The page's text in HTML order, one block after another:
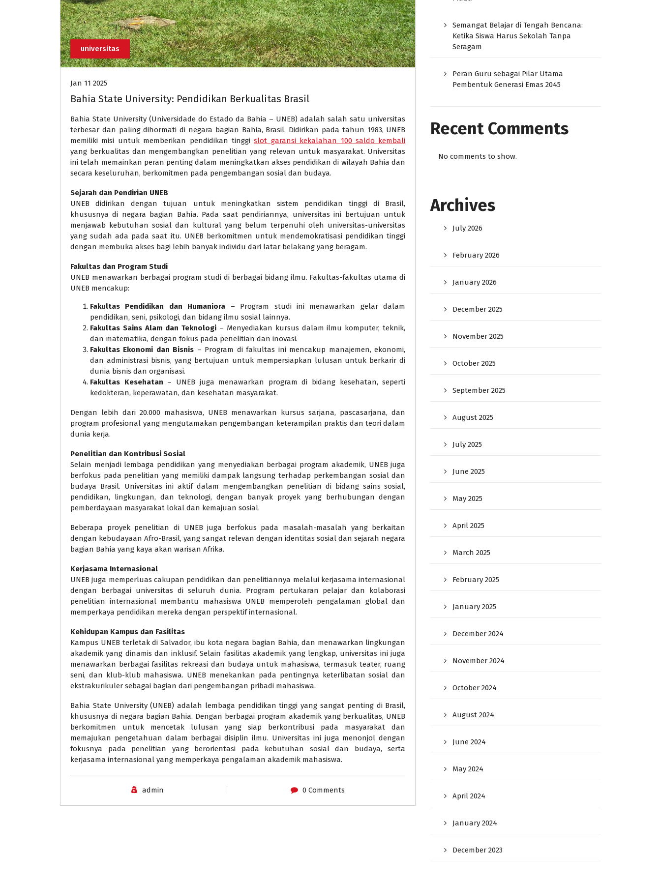
universitas
Jan 11 2025
Bahia State University: Pendidikan Berkualitas Brasil
Bahia State University (Universidade do Estado da Bahia – UNEB) adalah salah satu universitas
terbesar dan paling dihormati di negara bagian Bahia, Brasil. Didirikan pada tahun 1983, UNEB
memiliki misi untuk memberikan pendidikan tinggislot garansi kekalahan 100 saldo kembali
yang berkualitas dan mengembangkan penelitian yang relevan untuk masyarakat. Universitas
ini telah memainkan peran penting dalam meningkatkan akses pendidikan di wilayah Bahia dan
secara keseluruhan, berkomitmen pada pengembangan sosial dan budaya.
Sejarah dan Pendirian UNEB
UNEB didirikan dengan tujuan untuk meningkatkan sistem pendidikan tinggi di Brasil,
khususnya di negara bagian Bahia. Pada saat pendiriannya, universitas ini bertujuan untuk
menjawab kebutuhan sosial dan kultural yang belum terpenuhi oleh universitas-universitas
yang sudah ada pada saat itu. UNEB berkomitmen untuk mendemokratisasi pendidikan tinggi
dengan membuka akses bagi lebih banyak individu dari latar belakang yang beragam.
Fakultas dan Program Studi
UNEB menawarkan berbagai program studi di berbagai bidang ilmu. Fakultas-fakultas utama di
UNEB mencakup:
Fakultas Pendidikan dan Humaniora – Program studi ini menawarkan gelar dalam
pendidikan, seni, psikologi, dan bidang ilmu sosial lainnya.
Fakultas Sains Alam dan Teknologi– Menyediakan kursus dalam ilmu komputer, teknik,
dan matematika, dengan fokus pada penelitian dan inovasi.
Fakultas Ekonomi dan Bisnis – Program di fakultas ini mencakup manajemen, ekonomi,
dan administrasi bisnis, yang bertujuan untuk mempersiapkan lulusan untuk berkarir di
dunia bisnis dan organisasi.
Fakultas Kesehatan – UNEB juga menawarkan program di bidang kesehatan, seperti
kedokteran, keperawatan, dan kesehatan masyarakat.
Dengan lebih dari 20.000 mahasiswa, UNEB menawarkan kursus sarjana, pascasarjana, dan
program profesional yang mengutamakan pengembangan keterampilan praktis dan teori dalam
dunia kerja.
Penelitian dan Kontribusi Sosial
Selain menjadi lembaga pendidikan yang menyediakan berbagai program akademik, UNEB juga
berfokus pada penelitian yang memiliki dampak langsung terhadap perkembangan sosial dan
budaya Brasil. Universitas ini aktif dalam mengembangkan penelitian di bidang sains sosial,
pendidikan, lingkungan, dan teknologi, dengan banyak proyek yang berhubungan dengan
pemberdayaan masyarakat lokal dan kemajuan sosial.
Beberapa proyek penelitian di UNEB juga berfokus pada masalah-masalah yang berkaitan
dengan kebudayaan Afro-Brasil, yang sangat relevan dengan identitas sosial dan sejarah negara
bagian Bahia yang kaya akan warisan Afrika.
Kerjasama Internasional
UNEB juga memperluas cakupan pendidikan dan penelitiannya melalui kerjasama internasional
dengan berbagai universitas di seluruh dunia. Program pertukaran pelajar dan kolaborasi
penelitian internasional membantu mahasiswa UNEB memperoleh pengalaman global dan
memperkaya pendidikan mereka dengan perspektif internasional.
Kehidupan Kampus dan Fasilitas
Kampus UNEB terletak di Salvador, ibu kota negara bagian Bahia, dan menawarkan lingkungan
akademik yang dinamis dan inklusif. Selain fasilitas akademik yang lengkap, universitas ini juga
menawarkan berbagai fasilitas rekreasi dan budaya untuk mahasiswa, termasuk teater, ruang
seni, dan klub-klub mahasiswa. UNEB menekankan pada pentingnya keterlibatan sosial dan
ekstrakurikuler sebagai bagian dari pengembangan pribadi mahasiswa.
Bahia State University (UNEB) adalah lembaga pendidikan tinggi yang sangat penting di Brasil,
khususnya di negara bagian Bahia. Dengan berbagai program akademik yang berkualitas, UNEB
berkomitmen untuk mencetak lulusan yang siap berkontribusi pada masyarakat dan
memajukan pengetahuan dalam berbagai disiplin ilmu. Universitas ini juga menonjol dengan
fokusnya pada penelitian yang berorientasi pada kebutuhan sosial dan budaya, serta
kerjasama internasional yang memperkaya pengalaman akademik mahasiswa.
admin 0 Comments
Semangat Belajar di Tengah Bencana:
Ketika Siswa Harus Sekolah Tanpa
Seragam
Peran Guru sebagai Pilar Utama
Pembentuk Generasi Emas 2045
Recent Comments
No comments to show.
Archives
July 2026
February 2026
January 2026
December 2025
November 2025
October 2025
September 2025
August 2025
July 2025
June 2025
May 2025
April 2025
March 2025
February 2025
January 2025
December 2024
November 2024
October 2024
August 2024
June 2024
May 2024
April 2024
January 2024
December 2023